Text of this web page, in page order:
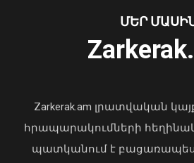
04 Օգոստոս, 2026 19:12
ՄԵՐ
Zarkerak.am լրատվական
հրապարակումների
պատկանում է բացառապես